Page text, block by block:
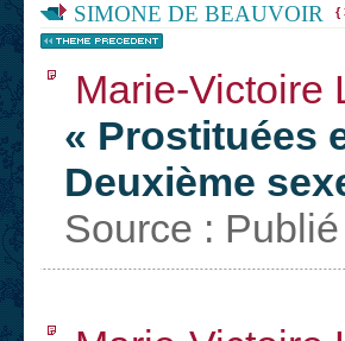
SIMONE DE BEAUVOIR {
Marie-Victoire
« Prostituées
Deuxième
Source :